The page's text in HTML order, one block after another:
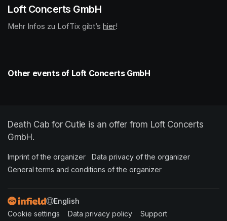
Loft Concerts GmbH
Mehr Infos zu LofTix gibt’s (opens in a new tab)
hier(opens in a new tab)
!
Other events of Loft Concerts GmbH
Death Cab for Cutie is an offer from Loft Concerts
GmbH.
Imprint of the organizer (opens in a new tab)
Data privacy of the organizer
General terms and conditions of the organizer
SWITCH LANGUAGE
Cookie settings (opens in a new tab)
Data privacy policy (opens in a new tab)
Support